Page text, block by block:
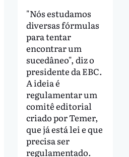
"Nós estudamos
diversas fórmulas
para tentar
encontrar um
sucedâneo", diz o
presidente da EBC.
A ideia é
regulamentar um
comitê editorial
criado por Temer,
que já está lei e que
precisa ser
regulamentado.